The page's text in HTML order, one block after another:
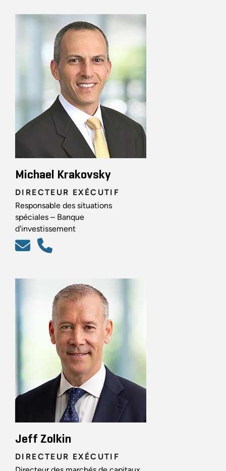
Michael Krakovsky
DIRECTEUR EXÉCUTIF
Responsable des situations
spéciales – Banque
d'investissement
Jeff Zolkin
DIRECTEUR EXÉCUTIF